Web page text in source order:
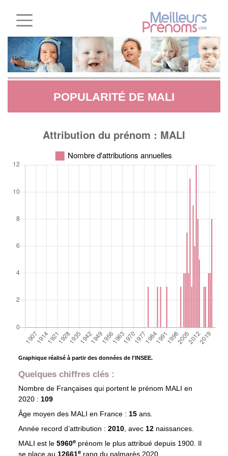
POPULARITÉ DE MALI
Graphique réalisé à partir des données de l'INSEE.
Quelques chiffres clés :
Nombre de Françaises qui portent le prénom MALI en
2020 : 109
Âge moyen des MALI en France : 15 ans.
Année record d’attribution : 2010, avec 12 naissances.
MALI est le 5960eprénom le plus attribué depuis 1900. Il
se place au 12661e rang du palmarès 2020.